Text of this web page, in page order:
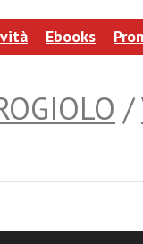
Ebooks
/